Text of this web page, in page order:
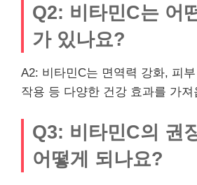
Q2: 비타민C는 어
가 있나요?
A2: 비타민C는 면역력 강화, 피
작용 등 다양한 건강 효과를 가져
Q3: 비타민C의 권
어떻게 되나요?